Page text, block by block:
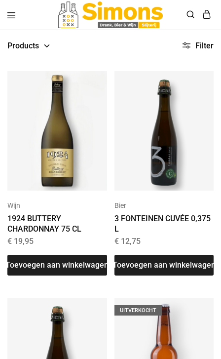
Simonsdrank.nl
Drank,
&
Products Filter
Wijn
1924 BUTTERY
CHARDONNAY 75 CL
€ 19,95
Toevoegen aan winkelwagen
Bier
3 FONTEINEN CUVÉE 0,375
L
€12,75
Toevoegen aan winkelwagen
UITVERKOCHT